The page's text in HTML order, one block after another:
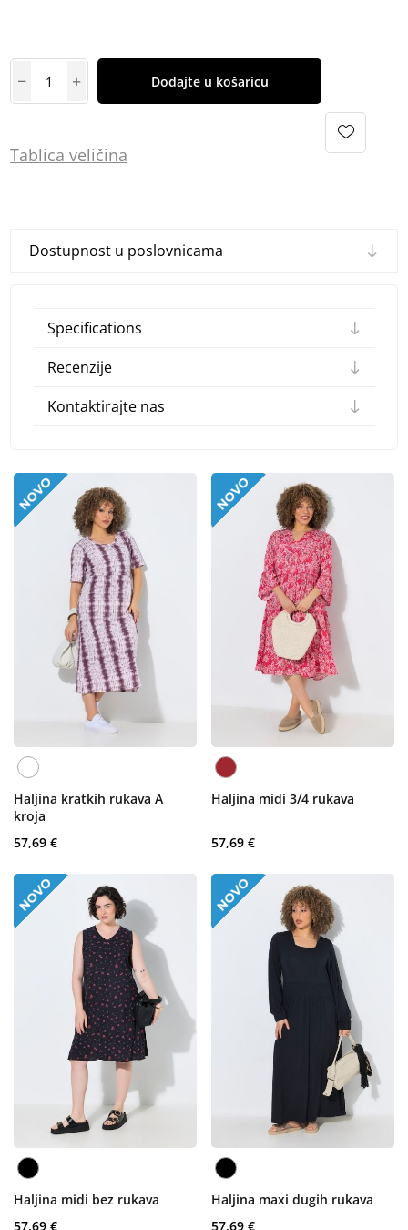
Dodajte u košaricu
Tablica veličina
Dostupnost u poslovnicama
Specifications
Recenzije
Kontaktirajte nas
Haljina kratkih rukava A
kroja
57,69 €
Haljina midi 3/4 rukava
57,69 €
Haljina midi bez rukava
57,69 €
Haljina maxi dugih rukava
57,69 €